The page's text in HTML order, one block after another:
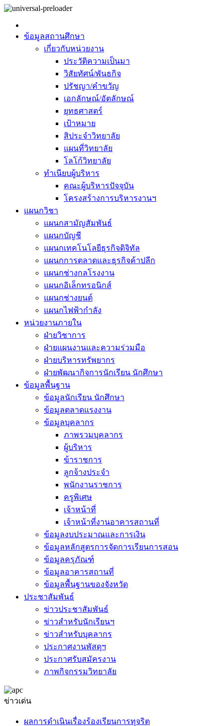
ข้อมูลสถานศึกษา
เกี่ยวกับหน่วยงาน
ประวัติความเป็นมา
วิสัยทัศน์/พันธกิจ
ปรัชญา/คำขวัญ
เอกลักษณ์/อัตลักษณ์
ยุทธศาสตร์
เป้าหมาย
สิประจำวิทยาลัย
แผนที่วิทยาลัย
โลโก้วิทยาลัย
ทำเนียบผู้บริหาร
คณะผู้บริหารปัจจุบัน
โครงสร้างการบริหารงานฯ
แผนกวิชา
แผนกสามัญสัมพันธ์
แผนกบัญชี
แผนกเทคโนโลยีธุรกิจดิจิทัล
แผนกการตลาดและธุรกิจค้าปลีก
แผนกช่างกลโรงงาน
แผนกอิเล็กทรอนิกส์
แผนกช่างยนต์
แผนกไฟฟ้ากำลัง
หน่วยงานภายใน
ฝ่ายวิชาการ
ฝ่ายแผนงานและความร่วมมือ
ฝ่ายบริหารทรัพยากร
ฝ่ายพัฒนากิจการนักเรียน นักศึกษา
ข้อมูลพื้นฐาน
ข้อมูลนักเรียน นักศึกษา
ข้อมูลตลาดแรงงาน
ข้อมูลบุคลากร
ภาพรวมบุคลากร
ผู้บริหาร
ข้าราชการ
ลูกจ้างประจำ
พนักงานราชการ
ครูพิเศษ
เจ้าหน้าที่
เจ้าหน้าที่งานอาคารสถานที่
ข้อมูลงบประมาณและการเงิน
ข้อมูลหลักสูตรการจัดการเรียนการสอน
ข้อมูลครุภัณฑ์
ข้อมูลอาคารสถานที่
ข้อมูลพื้นฐานของจังหวัด
ประชาสัมพันธ์
ข่าวประชาสัมพันธ์
ข่าวสำหรับนักเรียนฯ
ข่าวสำหรับบุคลากร
ประกาศงานพัสดุฯ
ประกาศรับสมัครงาน
ภาพกิจกรรมวิทยาลัย
ข่าวเด่น
ผลการดำเนินเรื่องร้องเรียนการทุจริต